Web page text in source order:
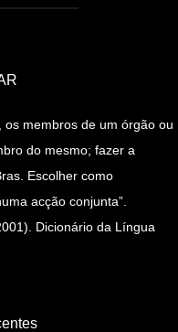
os membros de um órgão ou
do mesmo; fazer a
Escolher como
acção conjunta”.
Dicionário da Língua